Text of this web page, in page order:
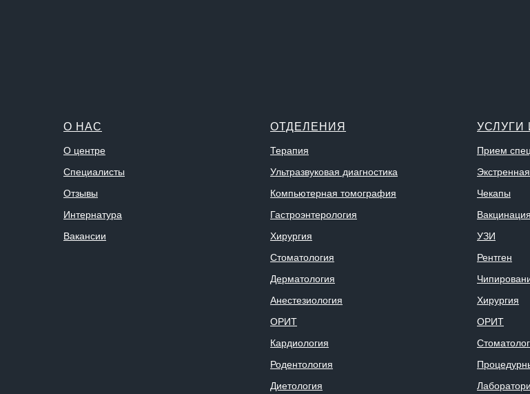
О НАС
О центре
Специалисты
Отзывы
Интернатура
Вакансии
ОТДЕЛЕНИЯ
Терапия
Ультразвуковая диагностика
Компьютерная томография
Гастроэнтерология
Хирургия
Стоматология
Дерматология
Анестезиология
ОРИТ
Кардиология
Родентология
Диетология
УСЛУГИ
Прием
Чекапы
Вакцинация
УЗИ
Рентген
Хирургия
ОРИТ